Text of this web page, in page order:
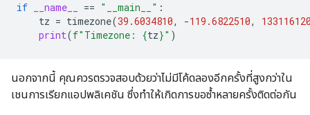
if __name__ == "__main__" :
tz = timezone(39.6034810, -119.6822510,
print(f"Timezone: {tz}" )
นอกจากนี้ คุณควรตรวจสอบด้วยว่าไม่มีโค้ดลองอีกครั้งที่สูงกว่าใน
เชนการเรียกแอปพลิเคชัน ซึ่งทําให้เกิดการขอซ้ำหลายครั้งติดต่อกัน